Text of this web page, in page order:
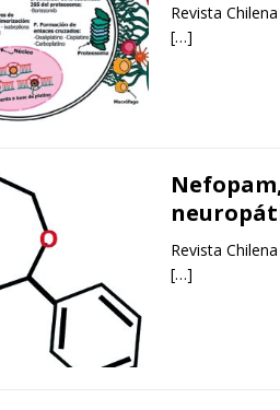
Revista
[…]
Revista
[…]